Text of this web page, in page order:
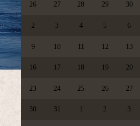
26 27 28 29 30
2 3 4 5 6
9 10 11 12 13
16 17 18 19 20
23 24 25 26 27
30 31 1 2 3